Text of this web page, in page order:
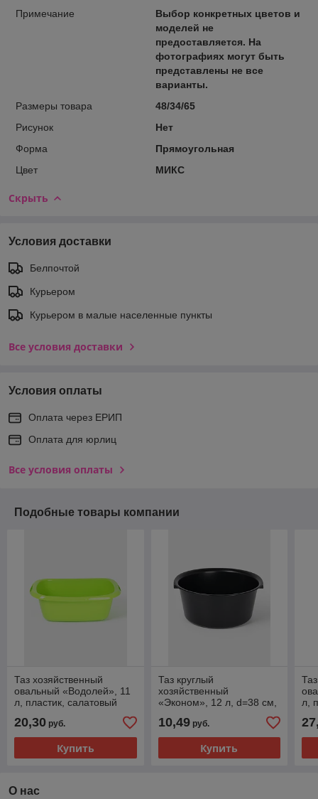
Примечание
Выбор конкретных цветов и
моделей не
предоставляется. На
фотографиях могут быть
представлены не все
варианты.
Размеры товара
48/34/65
Рисунок
Нет
Форма
Прямоугольная
Цвет
МИКС
Скрыть
Условия доставки
Белпочтой
Курьером
Курьером в малые населенные пункты
Все условия доставки
Условия оплаты
Оплата через ЕРИП
Оплата для юрлиц
Все условия оплаты
Подобные товары компании
Таз хозяйственный
овальный «Водолей», 11
л, пластик, салатовый
20,30 руб.
Купить
Таз круглый
хозяйственный
«Эконом», 12 л, d=38 см,
h=16 см, пластик, МИКС
10,49руб.
Купить
л,
О нас